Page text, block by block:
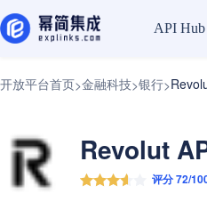
API Hub
开放平台首页>金融科技>银行>
Revolut
评分 72/